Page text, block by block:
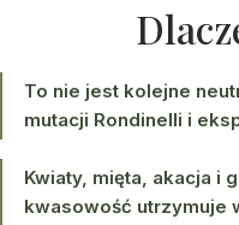
To nie jest kolejne
mutacji Rondinelli i
Kwiaty, mięta, akacja i
kwasowość utrzymuje